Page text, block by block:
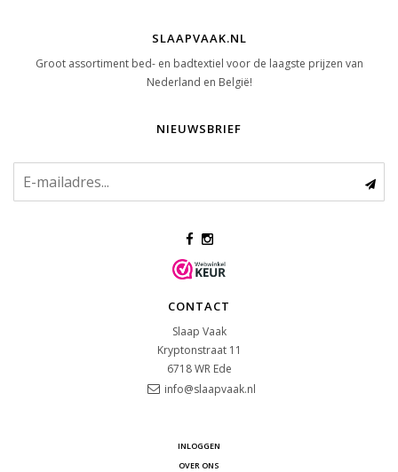
SLAAPVAAK.NL
Groot assortiment bed- en badtextiel voor de laagste prijzen van
Nederland en België!
NIEUWSBRIEF
CONTACT
Slaap Vaak
Kryptonstraat 11
6718 WR Ede
info@slaapvaak.nl
INLOGGEN
OVER ONS